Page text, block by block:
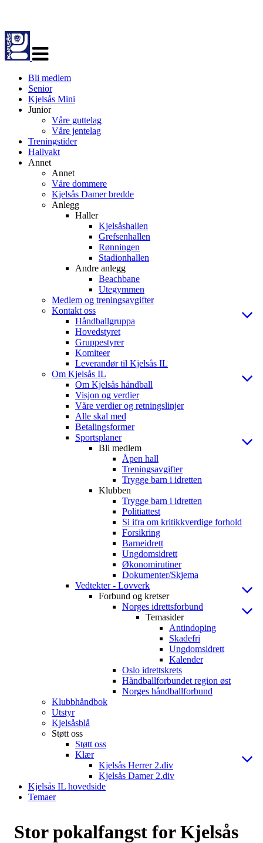
navigasjon
Bli medlem
Senior
Kjelsås Mini
Junior
Våre guttelag
Våre jentelag
Treningstider
Hallvakt
Annet
Annet
Våre dommere
Kjelsås Damer bredde
Anlegg
Haller
Kjelsåshallen
Grefsenhallen
Rønningen
Stadionhallen
Andre anlegg
Beachbane
Utegymmen
Medlem og treningsavgifter
Kontakt oss
Håndballgruppa
Hovedstyret
Gruppestyrer
Komiteer
Leverandør til Kjelsås IL
Om Kjelsås IL
Om Kjelsås håndball
Visjon og verdier
Våre verdier og retningslinjer
Alle skal med
Betalingsformer
Sportsplaner
Bli medlem
Åpen hall
Treningsavgifter
Trygge barn i idretten
Klubben
Trygge barn i idretten
Politiattest
Si ifra om kritikkverdige forhold
Forsikring
Barneidrett
Ungdomsidrett
Økonomirutiner
Dokumenter/Skjema
Vedtekter - Lovverk
Forbund og kretser
Norges idrettsforbund
Temasider
Antindoping
Skadefri
Ungdomsidrett
Kalender
Oslo idrettskrets
Håndballforbundet region øst
Norges håndballforbund
Klubbhåndbok
Utstyr
Kjelsåsblå
Støtt oss
Støtt oss
Klær
Kjelsås Herrer 2.div
Kjelsås Damer 2.div
Kjelsås IL hovedside
Temaer
Stor pokalfangst for Kjelsås